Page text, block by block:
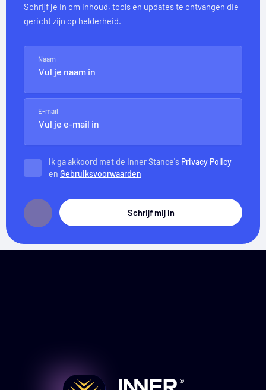
Schrijf je in om inhoud, tools en updates te ontvangen die
gericht zijn op helderheid.
Naam
E-mail
Ik ga akkoord met de Inner Stance's Privacy Policy
en Gebruiksvoorwaarden
Schrijf mij in